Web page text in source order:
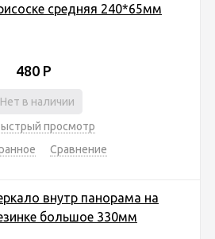
средняя 240*65мм
480 Р
Нет в наличии
просмотр
Сравнение
внутр панорама на
большое 330мм